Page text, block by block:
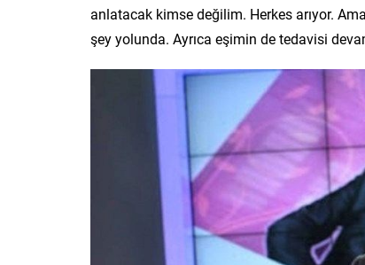
anlatacak kimse değilim. Herkes arıyor.
şey yolunda. Ayrıca eşimin de tedavisi